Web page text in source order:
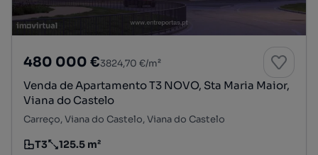
480 000 €3824,70 €/m²
Venda de Apartamento T3 NOVO, Sta Maria Maior,
Viana do Castelo
Carreço, Viana do Castelo, Viana do Castelo
Tipologia
T3
Preço por metro quadrado
125.5 m²